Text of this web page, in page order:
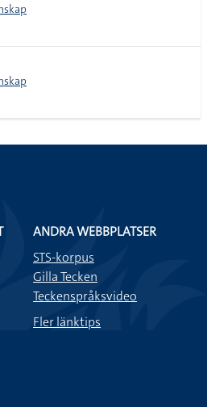
ANDRA WEBBPLATSER
STS-korpus
Gilla Tecken
Teckenspråksvideo
Fler länktips